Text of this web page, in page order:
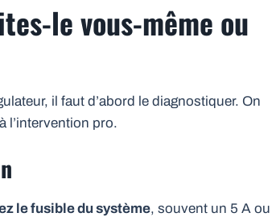
le vous-même ou
il faut d’abord le diagnostiquer. On
l’intervention pro.
le fusible du système, souvent un 5 A ou